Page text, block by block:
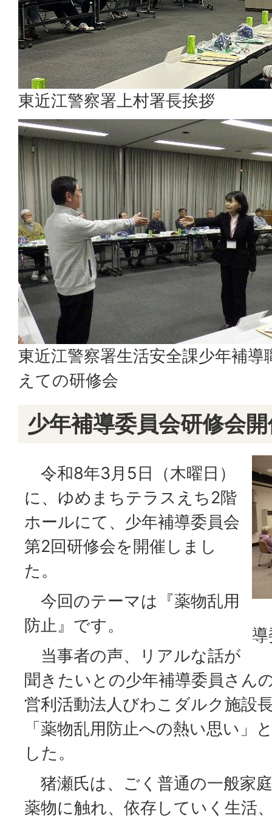
東近江警察署上村署長挨拶
東近江警察署生活安全課少年補
えての研修会
少年補導委員会研修会
令和8年3月5日（木曜日）
に、ゆめまちテラスえち2階
ホールにて、少年補導委員会
第2回研修会を開催しまし
た。
今回のテーマは『薬物乱用
防止』です。
当事者の声、リアルな話が
聞きたいとの少年補導委員さん
営利活動法人びわこダルク施設
「薬物乱用防止への熱い思い」
した。
猪瀬氏は、ごく普通の一般家
薬物に触れ、依存していく生活